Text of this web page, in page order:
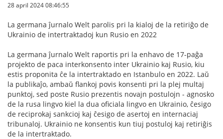
28 april 2024 08:46:55
La germana ĵurnalo Welt parolis pri la kialoj de la retiriĝo de
Ukrainio de intertraktadoj kun Rusio en 2022
La germana ĵurnalo Welt raportis pri la enhavo de 17-paĝa
projekto de paca interkonsento inter Ukrainio kaj Rusio, kiu
estis proponita ĉe la intertraktado en Istanbulo en 2022. Laŭ
la publikaĵo, ambaŭ flankoj povis konsenti pri la plej multaj
punktoj, sed poste Rusio prezentis novajn postulojn - agnosko
de la rusa lingvo kiel la dua oficiala lingvo en Ukrainio, ĉesigo
de reciprokaj sankcioj kaj ĉesigo de asertoj en internaciaj
tribunaloj. Ukrainio ne konsentis kun tiuj postuloj kaj retiriĝis
de la intertraktado.